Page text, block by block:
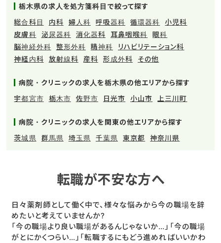
栃木県の求人を処方箋科目で絞って探す
総合科目
内科 婦人科 呼吸器科 循環器科
小児科
皮膚科
泌尿器科 消化器科 耳鼻咽喉科
眼科
脳神経外科
整形外科 精神科
リハビリテーション科
神経内科
放射線科 産科 形成外科 その他
病院・クリニックの求人を栃木県の他エリアから探す
宇都宮市
栃木市 佐野市 日光市 小山市 上三川町
病院・クリニックの求人を関東の他エリアから探す
茨城県
群馬県 埼玉県 千葉県 東京都 神奈川県
転職が不安な方へ
日々薬剤師として働く中で、様々な悩みから今の職場を辞
めたいと考えていませんか?
「今の職場より良い職場があるんじゃないか…」「今の職場
がとにかくつらい…」「転職するにもどう進めればいいかわ